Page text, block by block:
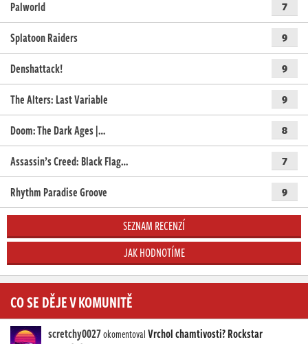
Palworld 7
Splatoon Raiders 9
Denshattack! 9
The Alters: Last Variable 9
Doom: The Dark Ages |… 8
Assassin’s Creed: Black Flag… 7
Rhythm Paradise Groove 9
SEZNAM RECENZÍ
JAK HODNOTÍME
CO SE DĚJE V KOMUNITĚ
scretchy0027okomentovalVrchol chamtivosti? Rockstar